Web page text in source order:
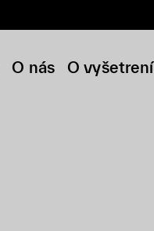
O nás O vyšetrení